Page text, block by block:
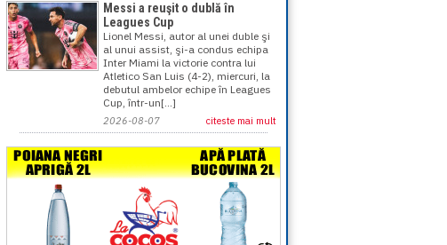
Messi a reuşit o dublă în
Leagues Cup
Lionel Messi, autor al unei duble şi
al unui assist, şi-a condus echipa
Inter Miami la victorie contra lui
Atletico San Luis (4-2), miercuri, la
debutul ambelor echipe în Leagues
Cup, într-un[...]
2026-08-07 citeste mai mult